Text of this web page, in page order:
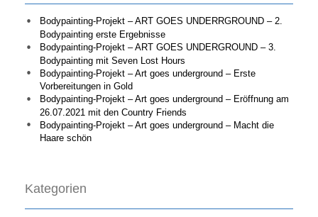
Bodypainting-Projekt – ART GOES UNDERRGROUND – 2.
Bodypainting erste Ergebnisse
Bodypainting-Projekt – ART GOES UNDERGROUND – 3.
Bodypainting mit Seven Lost Hours
Bodypainting-Projekt – Art goes underground – Erste
Vorbereitungen in Gold
Bodypainting-Projekt – Art goes underground – Eröffnung am
26.07.2021 mit den Country Friends
Bodypainting-Projekt – Art goes underground – Macht die
Haare schön
Kategorien